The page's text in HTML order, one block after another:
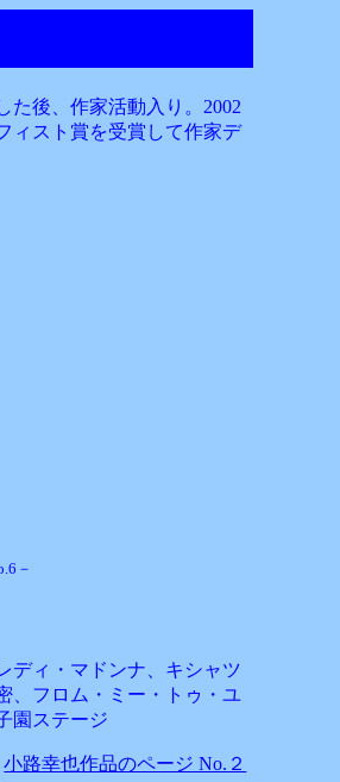
た後、作家活動入り。2002
ィスト賞を受賞して作家デ
－
ディ・マドンナ、キシャツ
、フロム・ミー・トゥ・ユ
園ステージ
小路幸也作品のページ No.２